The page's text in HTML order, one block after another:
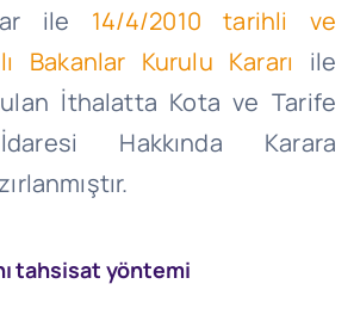
ile 14/4/2010 tarihli ve
Bakanlar Kurulu Kararı ile
İthalatta Kota ve Tarife
Hakkında Karara
tahsisat yöntemi